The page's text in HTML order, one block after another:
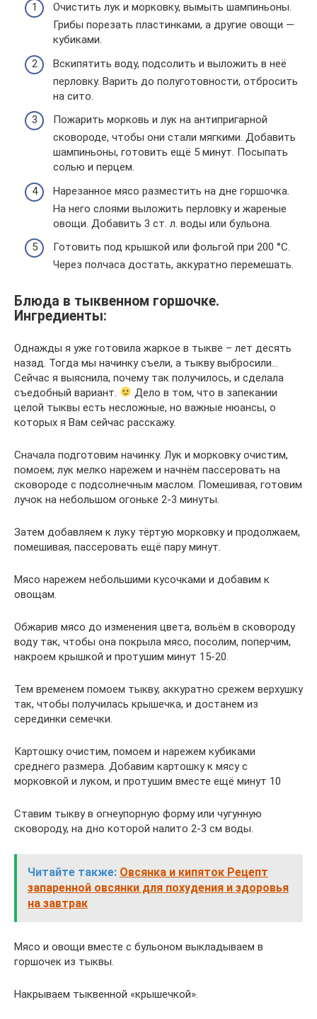
Очистить лук и морковку, вымыть шампиньоны.
Грибы порезать пластинками, а другие овощи —
кубиками.
Вскипятить воду, подсолить и выложить в неё
перловку. Варить до полуготовности, отбросить
на сито.
Пожарить морковь и лук на антипригарной
сковороде, чтобы они стали мягкими. Добавить
шампиньоны, готовить ещё 5 минут. Посыпать
солью и перцем.
Нарезанное мясо разместить на дне горшочка.
На него слоями выложить перловку и жареные
овощи. Добавить 3 ст. л. воды или бульона.
Готовить под крышкой или фольгой при 200 °C.
Через полчаса достать, аккуратно перемешать.
Блюда в тыквенном горшочке.
Ингредиенты:
Однажды я уже готовила жаркое в тыкве – лет десять
назад. Тогда мы начинку съели, а тыкву выбросили…
Сейчас я выяснила, почему так получилось, и сделала
съедобный вариант.
Дело в том, что в запекании
целой тыквы есть несложные, но важные нюансы, о
которых я Вам сейчас расскажу.
Сначала подготовим начинку. Лук и морковку очистим,
помоем; лук мелко нарежем и начнём пассеровать на
сковороде с подсолнечным маслом. Помешивая, готовим
лучок на небольшом огоньке 2-3 минуты.
Затем добавляем к луку тёртую морковку и продолжаем,
помешивая, пассеровать ещё пару минут.
Мясо нарежем небольшими кусочками и добавим к
овощам.
Обжарив мясо до изменения цвета, вольём в сковороду
воду так, чтобы она покрыла мясо, посолим, поперчим,
накроем крышкой и протушим минут 15-20.
Тем временем помоем тыкву, аккуратно срежем верхушку
так, чтобы получилась крышечка, и достанем из
серединки семечки.
Картошку очистим, помоем и нарежем кубиками
среднего размера. Добавим картошку к мясу с
морковкой и луком, и протушим вместе ещё минут 10
Ставим тыкву в огнеупорную форму или чугунную
сковороду, на дно которой налито 2-3 см воды.
Читайте также: Овсянка и кипяток Рецепт
запаренной овсянки для похудения и здоровья
на завтрак
Мясо и овощи вместе с бульоном выкладываем в
горшочек из тыквы.
Накрываем тыквенной «крышечкой».